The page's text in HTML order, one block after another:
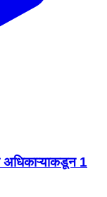
अधिकाऱ्याकडून 1